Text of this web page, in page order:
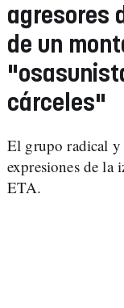
agresores
de un
cárceles"
El grupo radical
expresiones de la
ETA.